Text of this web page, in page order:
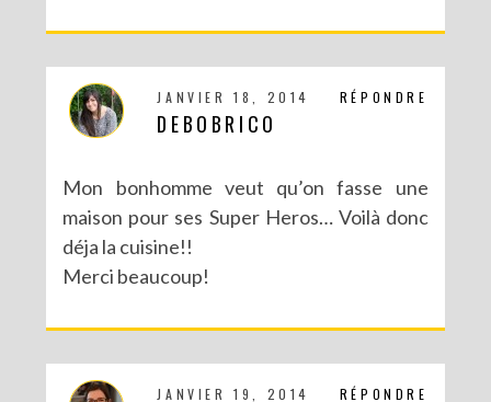
RÉPONDRE
JANVIER 18, 2014
DEBOBRICO
Mon bonhomme veut qu’on fasse une
maison pour ses Super Heros… Voilà donc
déja la cuisine!!
Merci beaucoup!
RÉPONDRE
JANVIER 19, 2014